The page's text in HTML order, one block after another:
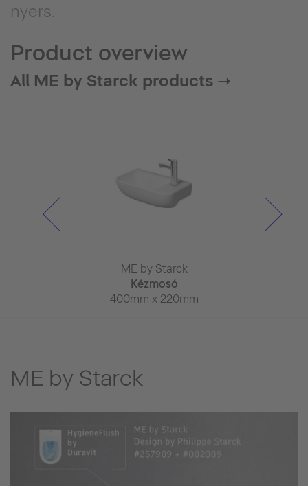
nyers.
Product overview
All ME by Starck products ➝
ME by Starck
Kézmosó
400mm x 220mm
ME by Starck